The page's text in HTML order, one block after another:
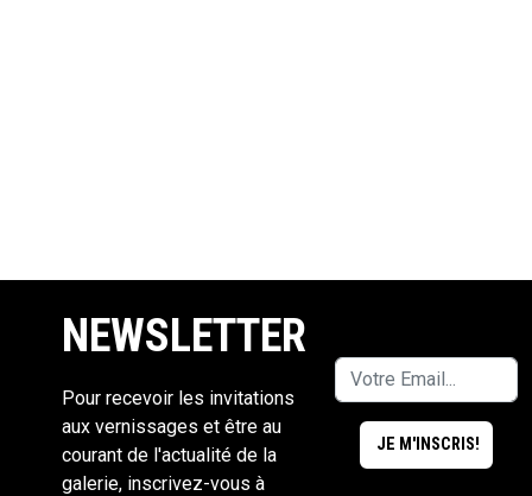
NEWSLETTER
Pour recevoir les invitations
aux vernissages et être au
courant de l'actualité de la
galerie, inscrivez-vous à